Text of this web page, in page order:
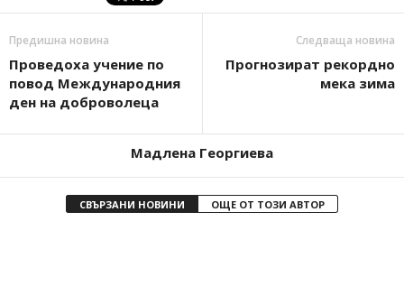
Предишна новина
Проведоха учение по
повод Международния
ден на доброволеца
Следваща новина
Прогнозират рекордно
мека зима
Мадлена Георгиева
СВЪРЗАНИ НОВИНИ ОЩЕ ОТ ТОЗИ АВТОР